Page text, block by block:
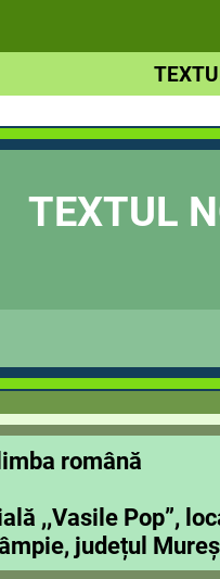
TEXTUL
română
,,Vasile Pop”,
județul Mureș